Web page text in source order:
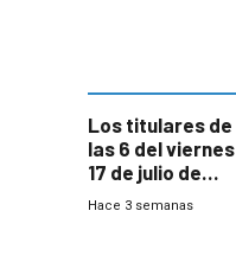
Los titulares de
las 6 del viernes
17 de julio de
2026
Hace 3 semanas